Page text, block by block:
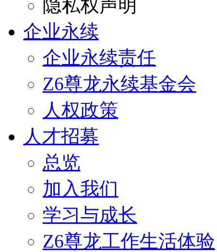
隐私权声明
企业永续
企业永续责任
Z6尊龙永续基金会
人权政策
人才招募
总览
加入我们
学习与成长
Z6尊龙工作生活体验